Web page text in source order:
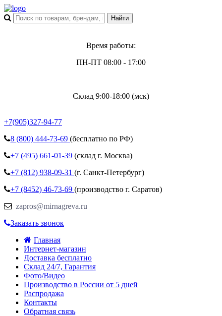
Время работы:
ПН-ПТ 08:00 - 17:00
Склад 9:00-18:00 (мск)
+7(905)327-94-77
8 (800) 444-73-69 (бесплатно по РФ)
+7 (495) 661-01-39 (склад г. Москва)
+7 (812) 938-09-31 (г. Санкт-Петербург)
+7 (8452) 46-73-69 (производство г. Саратов)
zapros@mirnagreva.ru
Заказать звонок
Главная
Интернет-магазин
Доставка бесплатно
Склад 24/7, Гарантия
Фото/Видео
Производство в России от 5 дней
Распродажа
Контакты
Обратная связь